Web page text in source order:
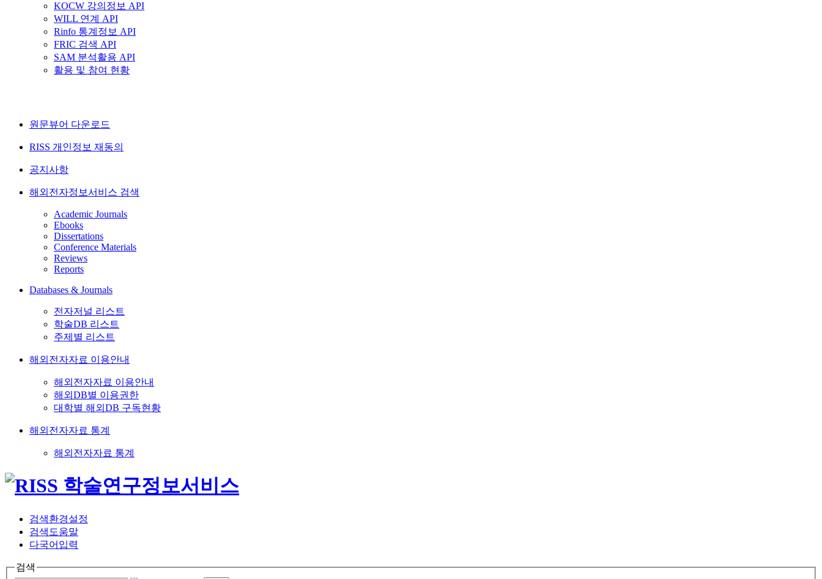
KOCW 강의정보 API
WILL 연계 API
Rinfo 통계정보 API
FRIC 검색 API
SAM 분석활용 API
활용 및 참여 현황
원문뷰어 다운로드
RISS 개인정보 재동의
공지사항
해외전자정보서비스 검색
Academic Journals
Ebooks
Dissertations
Conference Materials
Reviews
Reports
Databases & Journals
전자저널 리스트
학술DB 리스트
주제별 리스트
해외전자자료 이용안내
해외전자자료 이용안내
해외DB별 이용권한
대학별 해외DB 구독현황
해외전자자료 통계
해외전자자료 통계
검색환경설정
검색도움말
다국어입력
검색